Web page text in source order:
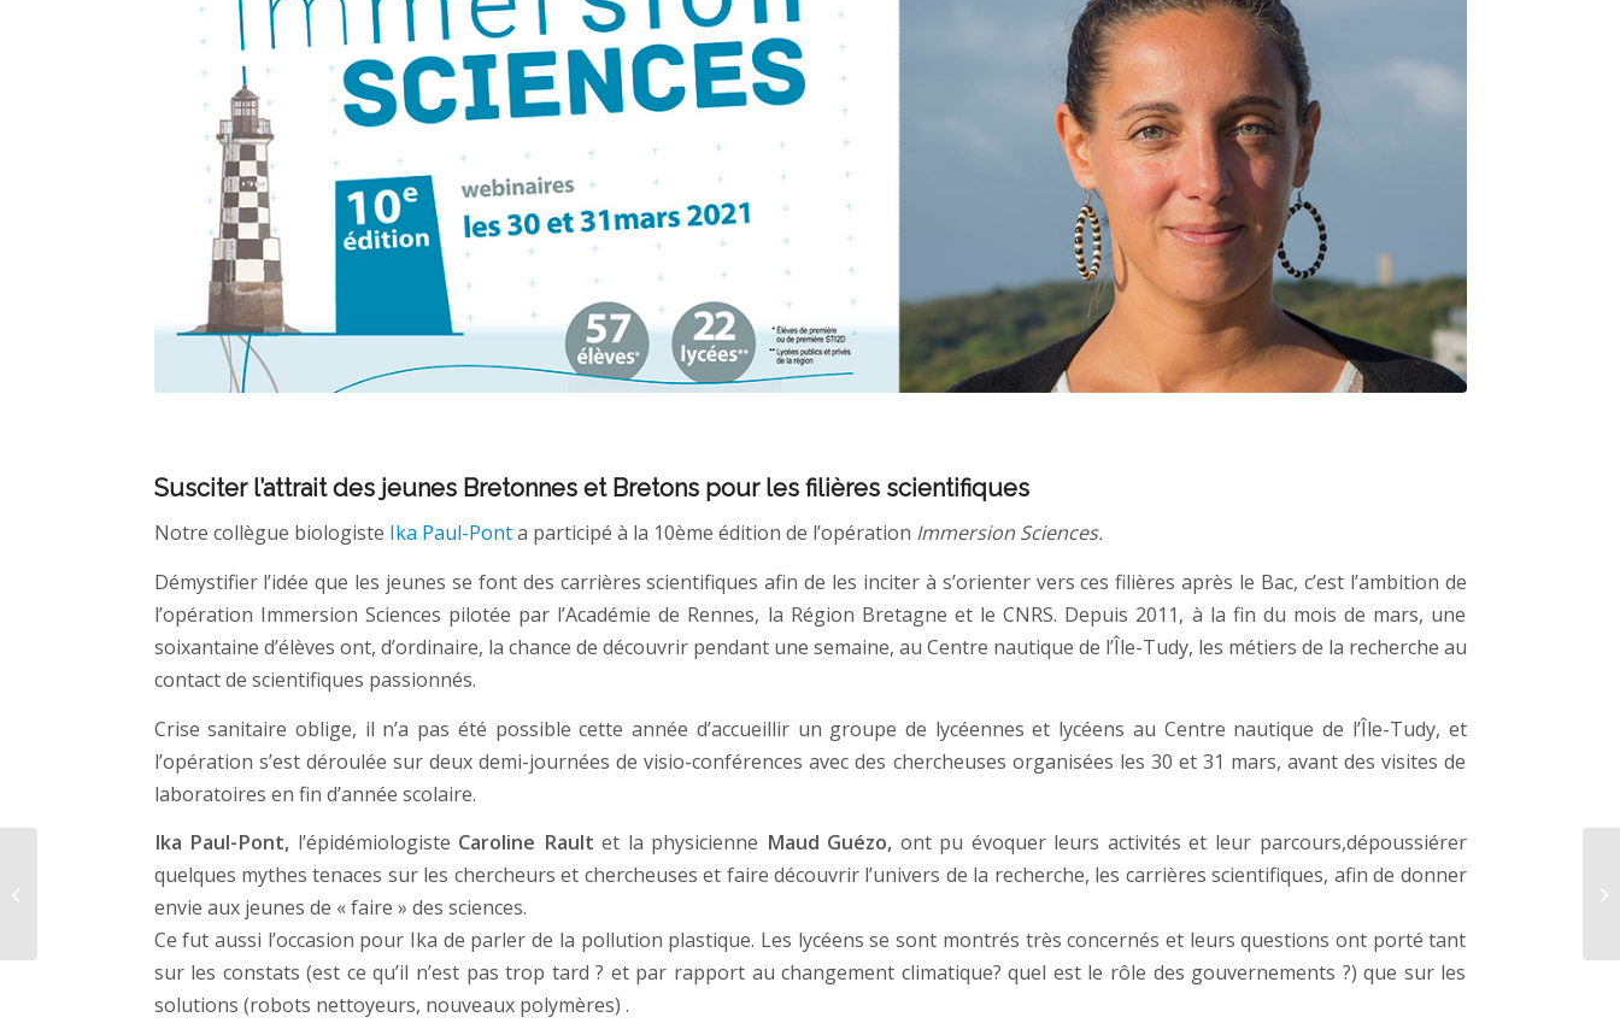
Susciter l’attrait des jeunes Bretonnes et Bretons pour les filières scientifiques
Notre collègue biologiste Ika Paul-Ponta participé à la 10ème édition de l’opération Immersion Sciences.
Démystifier l’idée que les jeunes se font des carrières scientifiques afin de les inciter à s’orienter vers ces filières après le Bac, c’est l’ambition de
l’opération Immersion Sciences pilotée par l’Académie de Rennes, la Région Bretagne et le CNRS. Depuis 2011, à la fin du mois de mars, une
soixantaine d’élèves ont, d’ordinaire, la chance de découvrir pendant une semaine, au Centre nautique de l’Île-Tudy, les métiers de la recherche au
contact de scientifiques passionnés.
Crise sanitaire oblige, il n’a pas été possible cette année d’accueillir un groupe de lycéennes et lycéens au Centre nautique de l’Île-Tudy, et
l’opération s’est déroulée sur deux demi-journées de visio-conférences avec des chercheuses organisées les 30 et 31 mars, avant des visites de
laboratoires en fin d’année scolaire.
Ika Paul-Pont, l’épidémiologiste Caroline Rault et la physicienne Maud Guézo, ont pu évoquer leurs activités et leur parcours,dépoussiérer
quelques mythes tenaces sur les chercheurs et chercheuses et faire découvrir l’univers de la recherche, les carrières scientifiques, afin de donner
envie aux jeunes de « faire » des sciences.
Ce fut aussi l’occasion pour Ika de parler de la pollution plastique. Les lycéens se sont montrés très concernés et leurs questions ont porté tant
sur les constats (est ce qu’il n’est pas trop tard ? et par rapport au changement climatique? quel est le rôle des gouvernements ?) que sur les
solutions (robots nettoyeurs, nouveaux polymères) .
Détection sonore par
le Homard Américain
(Homarus americanus)